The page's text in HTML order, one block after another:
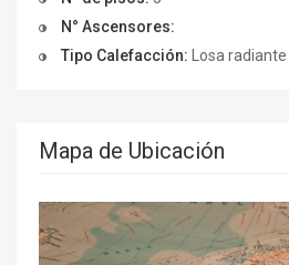
N° Ascensores:
Tipo Calefacción: Losa radiante
Mapa de Ubicación